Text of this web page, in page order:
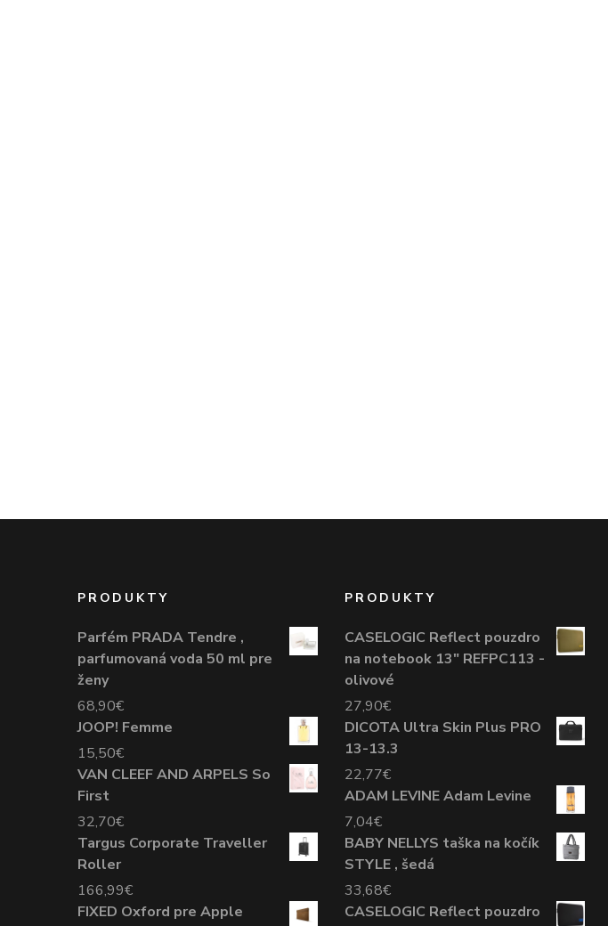
PRODUKTY
Parfém PRADA Tendre ,
parfumovaná voda 50 ml pre
ženy
68,90€
JOOP! Femme
15,50€
VAN CLEEF AND ARPELS So
First
32,70€
Targus Corporate Traveller
Roller
166,99€
FIXED Oxford pre Apple
PRODUKTY
CASELOGIC Reflect pouzdro
na notebook 13" REFPC113 -
olivové
27,90€
DICOTA Ultra Skin Plus PRO
13-13.3
22,77€
ADAM LEVINE Adam Levine
7,04€
BABY NELLYS taška na kočík
STYLE , šedá
33,68€
CASELOGIC Reflect pouzdro